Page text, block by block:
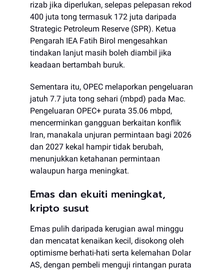
rizab jika diperlukan, selepas pelepasan rekod
400 juta tong termasuk 172 juta daripada
Strategic Petroleum Reserve (SPR). Ketua
Pengarah IEA Fatih Birol mengesahkan
tindakan lanjut masih boleh diambil jika
keadaan bertambah buruk.
Sementara itu, OPEC melaporkan pengeluaran
jatuh 7.7 juta tong sehari (mbpd) pada Mac.
Pengeluaran OPEC+ purata 35.06 mbpd,
mencerminkan gangguan berkaitan konflik
Iran, manakala unjuran permintaan bagi 2026
dan 2027 kekal hampir tidak berubah,
menunjukkan ketahanan permintaan
walaupun harga meningkat.
Emas dan ekuiti meningkat,
kripto susut
Emas pulih daripada kerugian awal minggu
dan mencatat kenaikan kecil, disokong oleh
optimisme berhati-hati serta kelemahan Dolar
AS, dengan pembeli menguji rintangan purata